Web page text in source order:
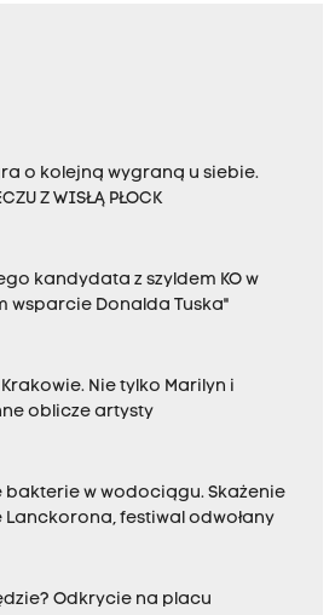
o kolejną wygraną u siebie.
Z WISŁĄ PŁOCK
kandydata z szyldem KO w
wsparcie Donalda Tuska"
Nie tylko Marilyn i
oblicze artysty
bakterie w wodociągu. Skażenie
festiwal odwołany
Odkrycie na placu